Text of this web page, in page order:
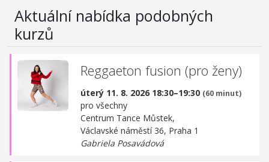
Aktuální nabídka podobných
kurzů
Reggaeton fusion (pro ženy)
úterý 11. 8. 2026 18:30–19:30 (60 minut)
pro všechny
Centrum Tance Můstek,
Václavské náměstí 36, Praha 1
Gabriela Posavádová